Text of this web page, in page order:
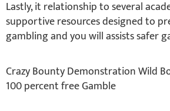
Lastly, it relationship to several
supportive resources designed to
gambling and you will assists safer
Crazy Bounty Demonstration Wild
100 percent free Gamble